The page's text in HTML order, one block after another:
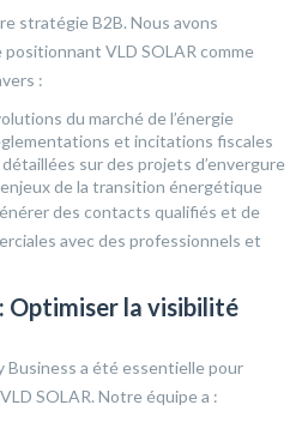
stratégie B2B. Nous avons
VLD SOLAR comme
:
du marché de l’énergie
et incitations fiscales
sur des projets d’envergure
de la transition énergétique
des contacts qualifiés et de
avec des professionnels et
Optimiser la visibilité
Business a été essentielle pour
SOLAR. Notre équipe a :